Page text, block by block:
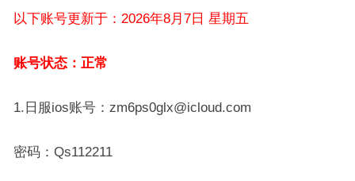
以下账号更新于：2026年8月7日 星期五
账号状态：正常
1.日服ios账号：zm6ps0glx@icloud.com
密码：Qs112211